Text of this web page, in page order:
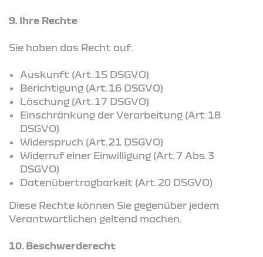
9. Ihre Rechte
Sie haben das Recht auf:
Auskunft (Art. 15 DSGVO)
Berichtigung (Art. 16 DSGVO)
Löschung (Art. 17 DSGVO)
Einschränkung der Verarbeitung (Art. 18
DSGVO)
Widerspruch (Art. 21 DSGVO)
Widerruf einer Einwilligung (Art. 7 Abs. 3
DSGVO)
Datenübertragbarkeit (Art. 20 DSGVO)
Diese Rechte können Sie gegenüber jedem
Verantwortlichen geltend machen.
10. Beschwerderecht